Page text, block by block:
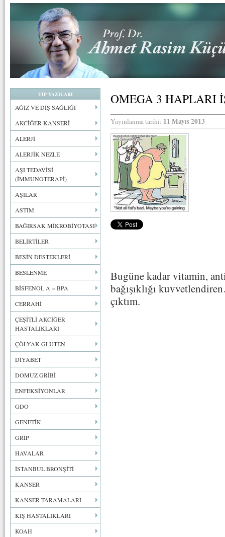
TIP YAZILARI
AĞIZ VE DİŞ SAĞLIĞI
AKCİĞER KANSERİ
ALERJİ
ALERJİK NEZLE
AŞI TEDAVİSİ
(İMMUNOTERAPİ)
AŞILAR
ASTIM
BAĞIRSAK MİKROBİYOTASI
BELİRTİLER
BESİN DESTEKLERİ
BESLENME
BİSFENOL A = BPA
CERRAHİ
ÇEŞİTLİ AKCİĞER
HASTALIKLARI
ÇÖLYAK GLUTEN
DİYABET
DOMUZ GRİBİ
ENFEKSİYONLAR
GDO
GENETİK
GRİP
HAVALAR
İSTANBUL BRONŞİTİ
KANSER
KANSER TARAMALARI
KIŞ HASTALIKLARI
KOAH
OMEGA 3 HAPLARI
Yayınlanma tarihi: 11 Mayıs 2013
Bugüne kadar vitamin,
bağışıklığı
çıktım.